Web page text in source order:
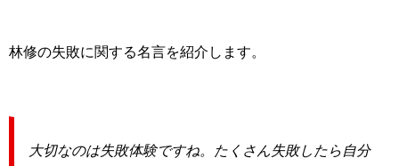
林修の失敗に関する名言を紹介します。
大切なのは失敗体験ですね。たくさん失敗したら自分